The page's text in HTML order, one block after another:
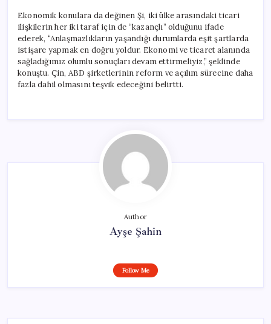
Ekonomik konulara da değinen Şi, iki ülke arasındaki ticari
ilişkilerin her iki taraf için de “kazançlı” olduğunu ifade
ederek, “Anlaşmazlıkların yaşandığı durumlarda eşit şartlarda
istişare yapmak en doğru yoldur. Ekonomi ve ticaret alanında
sağladığımız olumlu sonuçları devam ettirmeliyiz,” şeklinde
konuştu. Çin, ABD şirketlerinin reform ve açılım sürecine daha
fazla dahil olmasını teşvik edeceğini belirtti.
Author
Ayşe Şahin
Follow Me